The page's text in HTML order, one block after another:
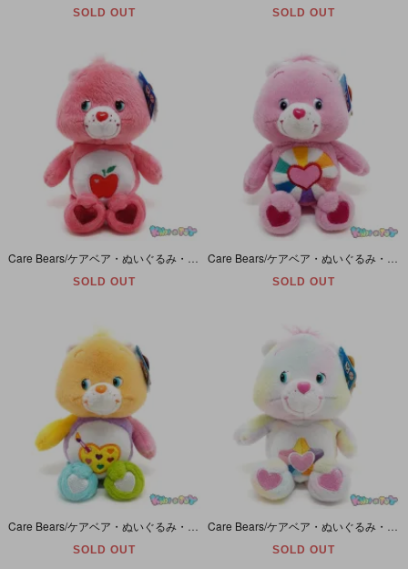
SOLD OUT SOLD OUT
SOLD OUT SOLD OUT
SOLD OUT SOLD OUT